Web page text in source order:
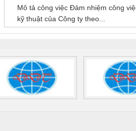
(2502520000)
(7791400879)2. Giá
Mô tả công việc Đảm nhiệm công
kỹ thuật của Công ty theo...